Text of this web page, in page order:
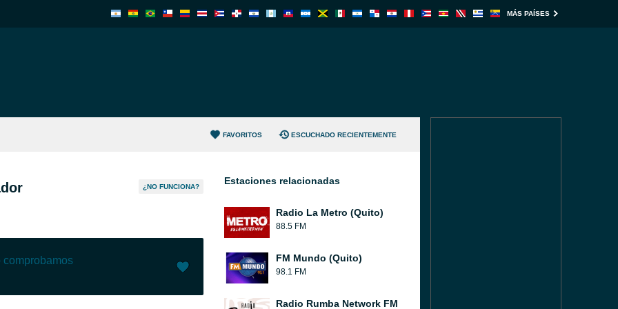
MÁS PAÍSES
FAVORITOS ESCUCHADO RECIENTEMENTE
¿NO FUNCIONA?
comprobamos
Estaciones relacionadas
Radio La Metro (Quito)
88.5 FM
FM Mundo (Quito)
98.1 FM
Radio Rumba Network FM